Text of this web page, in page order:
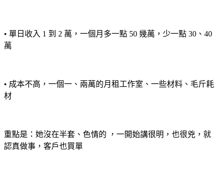
• 單日收入 1 到 2 萬，一個月多一點 50 幾萬，少一點 30、40
萬
• 成本不高，一個一、兩萬的月租工作室、一些材料、毛斤耗
材
重點是：她沒在半套、色情的 ，一開始講很明，也很兇，就
認真做事，客戶也買單